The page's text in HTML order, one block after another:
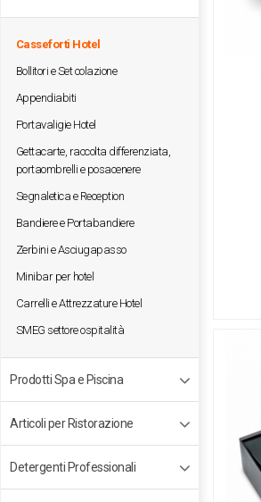
Casseforti Hotel
Bollitori e Set colazione
Appendiabiti
Portavaligie Hotel
Gettacarte, raccolta differenziata,
portaombrelli e posacenere
Segnaletica e Reception
Bandiere e Portabandiere
Zerbini e Asciugapasso
Minibar per hotel
Carrelli e Attrezzature Hotel
SMEG settore ospitalità
Prodotti Spa e Piscina
Articoli per Ristorazione
Detergenti Professionali